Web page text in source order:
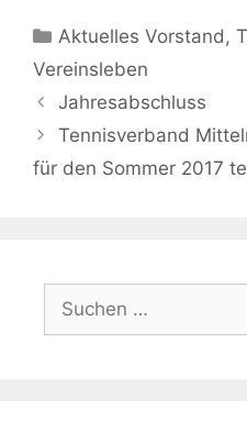
Kategorien
Aktuelles Vorstand ,
Vereinsleben
Jahresabschluss
Tennisverband
für den Sommer 2017
nach: